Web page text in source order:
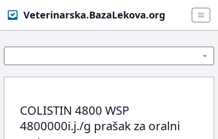
Veterinarska.BazaLekova.org
COLISTIN 4800 WSP
4800000i.j./g prašak za oralni